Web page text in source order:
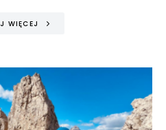
WIĘCEJ